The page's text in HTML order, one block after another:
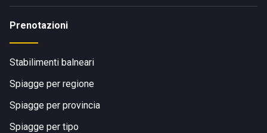
Prenotazioni
Stabilimenti balneari
Spiagge per regione
Spiagge per provincia
Spiagge per tipo